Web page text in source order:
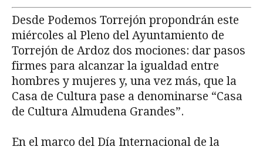
Desde Podemos Torrejón propondrán este
miércoles al Pleno del Ayuntamiento de
Torrejón de Ardoz dos mociones: dar pasos
firmes para alcanzar la igualdad entre
hombres y mujeres y, una vez más, que la
Casa de Cultura pase a denominarse “Casa
de Cultura Almudena Grandes”.
En el marco del Día Internacional de la